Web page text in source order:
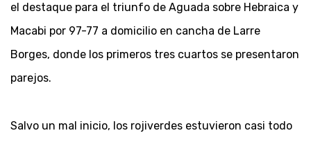
el destaque para el triunfo de Aguada sobre Hebraica y
Macabi por 97-77 a domicilio en cancha de Larre
Borges, donde los primeros tres cuartos se presentaron
parejos.
Salvo un mal inicio, los rojiverdes estuvieron casi todo